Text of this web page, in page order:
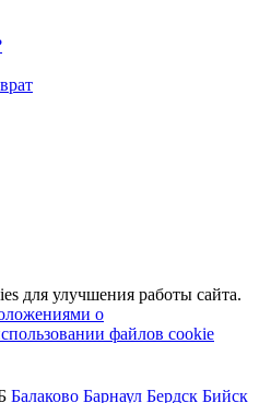
для улучшения работы сайта.
о
файлов cookie
Балаково Барнаул Бердск Бийск